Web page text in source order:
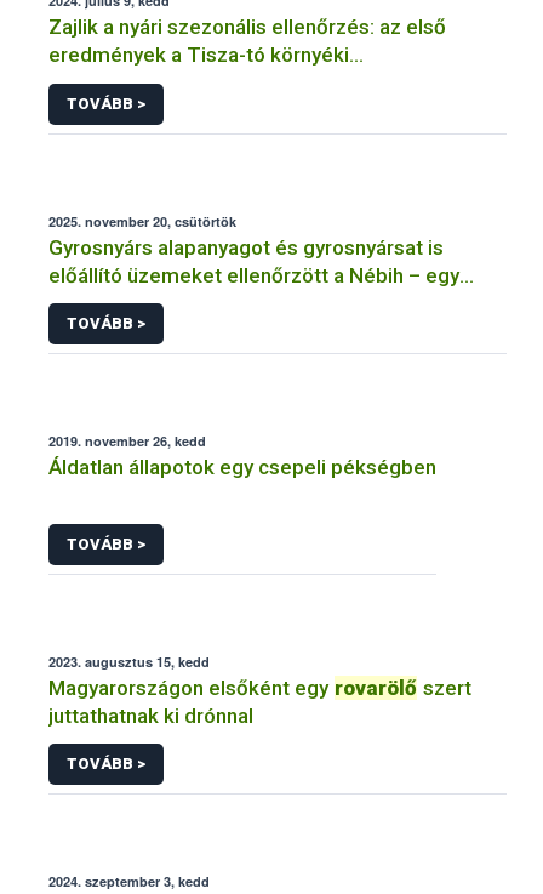
Zajlik a nyári szezonális ellenőrzés: az első
eredmények a Tisza-tó környéki
vendéglátóhelyekről érkeztek
TOVÁBB >
2025. november 20, csütörtök
Gyrosnyárs alapanyagot és gyrosnyársat is
előállító üzemeket ellenőrzött a Nébih – egy
üzem működését azonnal felfüggesztették
TOVÁBB >
2019. november 26, kedd
Áldatlan állapotok egy csepeli pékségben
TOVÁBB >
2023. augusztus 15, kedd
Magyarországon elsőként egy rovarölő szert
juttathatnak ki drónnal
TOVÁBB >
2024. szeptember 3, kedd